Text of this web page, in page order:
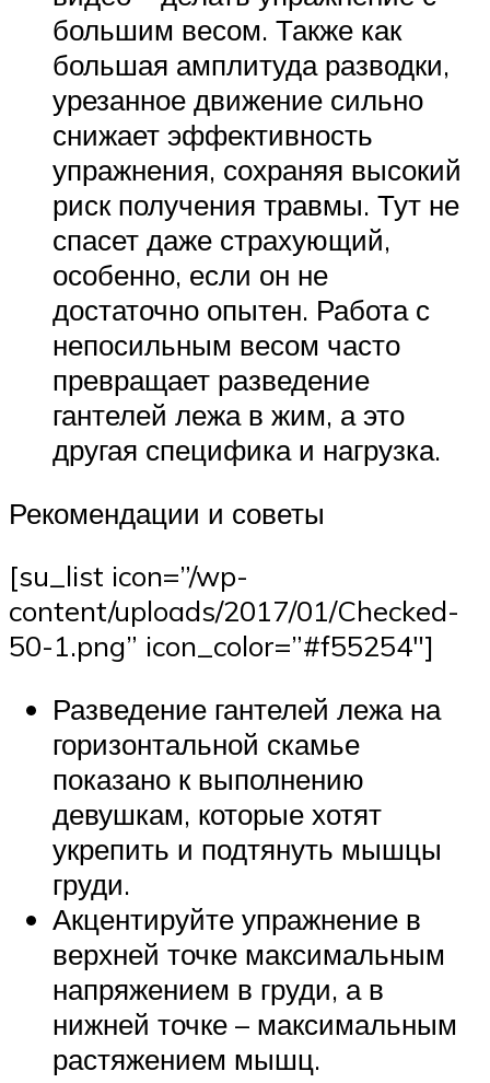
большим весом. Также как
большая амплитуда разводки,
урезанное движение сильно
снижает эффективность
упражнения, сохраняя высокий
риск получения травмы. Тут не
спасет даже страхующий,
особенно, если он не
достаточно опытен. Работа с
непосильным весом часто
превращает разведение
гантелей лежа в жим, а это
другая специфика и нагрузка.
Рекомендации и советы
[su_list icon=”/wp-
content/uploads/2017/01/Checked-
50-1.png” icon_color=”#f55254″]
Разведение гантелей лежа на
горизонтальной скамье
показано к выполнению
девушкам, которые хотят
укрепить и подтянуть мышцы
груди.
Акцентируйте упражнение в
верхней точке максимальным
напряжением в груди, а в
нижней точке – максимальным
растяжением мышц.